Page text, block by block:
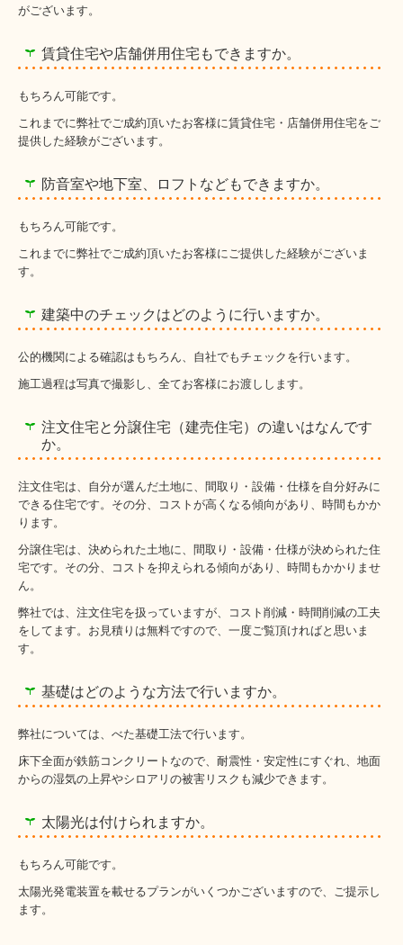
がございます。
賃貸住宅や店舗併用住宅もできますか。
もちろん可能です。
これまでに弊社でご成約頂いたお客様に賃貸住宅・店舗併用住宅をご
提供した経験がございます。
防音室や地下室、ロフトなどもできますか。
もちろん可能です。
これまでに弊社でご成約頂いたお客様にご提供した経験がございま
す。
建築中のチェックはどのように行いますか。
公的機関による確認はもちろん、自社でもチェックを行います。
施工過程は写真で撮影し、全てお客様にお渡しします。
注文住宅と分譲住宅（建売住宅）の違いはなんです
か。
注文住宅は、自分が選んだ土地に、間取り・設備・仕様を自分好みに
できる住宅です。その分、コストが高くなる傾向があり、時間もかか
ります。
分譲住宅は、決められた土地に、間取り・設備・仕様が決められた住
宅です。その分、コストを抑えられる傾向があり、時間もかかりませ
ん。
弊社では、注文住宅を扱っていますが、コスト削減・時間削減の工夫
をしてます。お見積りは無料ですので、一度ご覧頂ければと思いま
す。
基礎はどのような方法で行いますか。
弊社については、べた基礎工法で行います。
床下全面が鉄筋コンクリートなので、耐震性・安定性にすぐれ、地面
からの湿気の上昇やシロアリの被害リスクも減少できます。
太陽光は付けられますか。
もちろん可能です。
太陽光発電装置を載せるプランがいくつかございますので、ご提示し
ます。